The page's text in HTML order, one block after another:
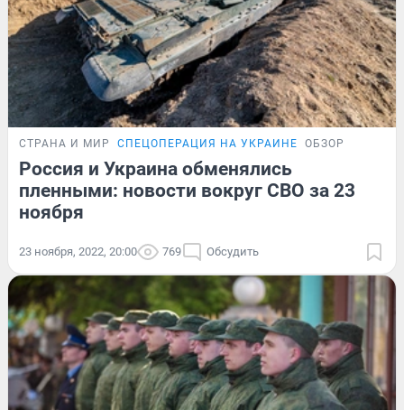
СТРАНА И МИР СПЕЦОПЕРАЦИЯ НА УКРАИНЕ ОБЗОР
Россия и Украина обменялись
пленными: новости вокруг СВО за 23
ноября
23 ноября, 2022, 20:00 769 Обсудить